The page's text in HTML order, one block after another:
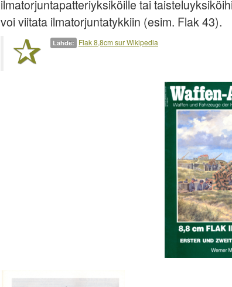
ilmatorjuntapatteriyksiköille tai
voi viitata ilmatorjuntatykkiin (esim. Flak 43).
Lähde: Flak 8,8cm sur Wikipedia